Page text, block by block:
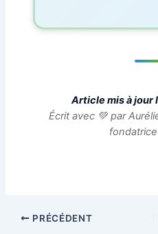
Article mis à jour
Écrit avec 💚 par
PRÉCÉDENT